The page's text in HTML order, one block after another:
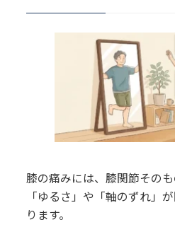
よくある経過のパタ
よくあるご質問
8.その他の記事
膝の痛みには、膝関節その
「ゆるさ」や「軸のずれ」
ります。